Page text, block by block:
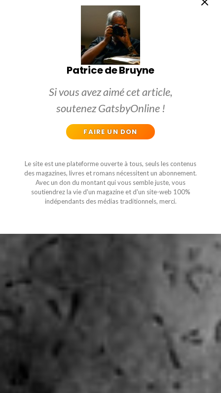
Patrice de Bruyne
Si vous avez aimé cet article,
soutenez GatsbyOnline !
FAIRE UN DON
Le site est une plateforme ouverte à tous, seuls les contenus
des magazines, livres et romans nécessitent un abonnement.
Avec un don du montant qui vous semble juste, vous
soutiendrez la vie d'un magazine et d'un site-web 100%
indépendants des médias traditionnels, merci.